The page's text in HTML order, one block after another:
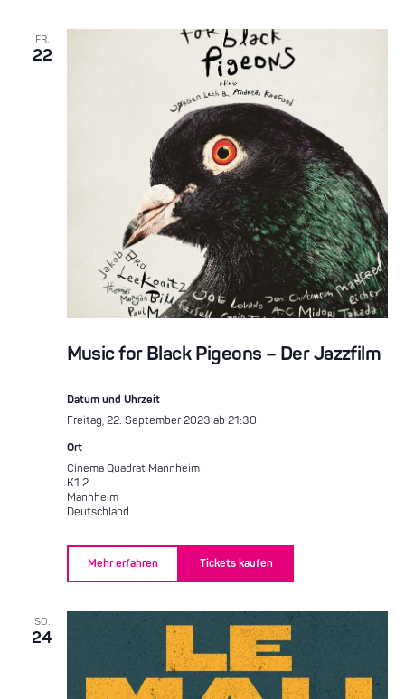
FR.
22
Music for Black Pigeons – Der Jazzfilm
Datum und Uhrzeit
Freitag, 22. September 2023 ab 21:30
Ort
Cinema Quadrat Mannheim
K1 2
Mannheim
Deutschland
Mehr erfahren Tickets kaufen
SO.
24